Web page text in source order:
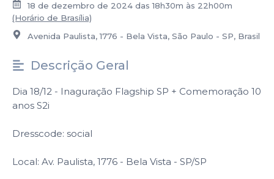
18 de dezembro de 2024 das 18h30m às 22h00m
(Horário de Brasília)
Avenida Paulista, 1776 - Bela Vista, São Paulo - SP, Brasil
Descrição Geral
Dia 18/12 - Inaguração Flagship SP + Comemoração 10
anos S2i
Dresscode: social
Local: Av. Paulista, 1776 - Bela Vista - SP/SP